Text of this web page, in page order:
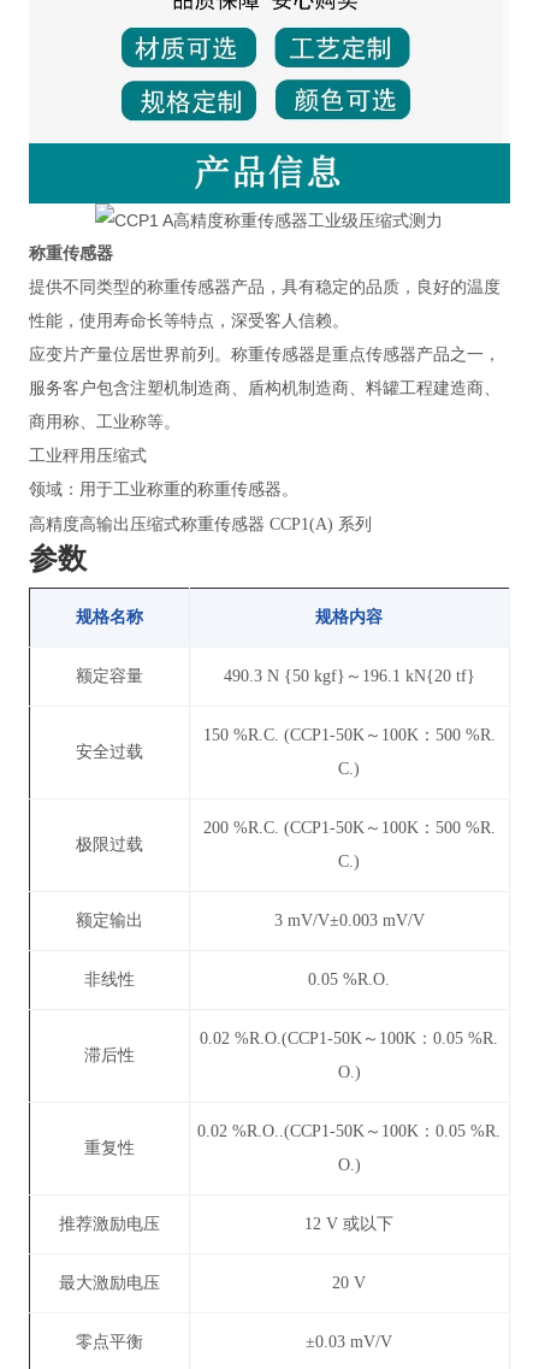
称重传感器
提供不同类型的称重传感器产品，具有稳定的品质，良好的温度
性能，使用寿命长等特点，深受客人信赖。
应变片产量位居世界前列。称重传感器是重点传感器产品之一，
服务客户包含注塑机制造商、盾构机制造商、料罐工程建造商、
商用称、工业称等。
工业秤用压缩式
领域： 用于工业称重的称重传感器。
高精度高输出压缩式称重传感器 CCP1(A) 系列
参数
规格名称 规格内容
额定容量 490.3 N {50 kgf}～196.1 kN{20 tf}
安全过载
150 %R.C. (CCP1-50K～100K：500 %R.
C.)
极限过载
200 %R.C. (CCP1-50K～100K：500 %R.
C.)
额定输出 3 mV/V±0.003 mV/V
非线性 0.05 %R.O.
滞后性
0.02 %R.O.(CCP1-50K～100K：0.05 %R.
O.)
重复性
0.02 %R.O..(CCP1-50K～100K：0.05 %R.
O.)
推荐激励电压 12 V 或以下
最大激励电压 20 V
零点平衡 ±0.03 mV/V